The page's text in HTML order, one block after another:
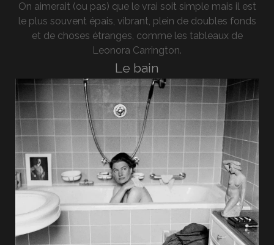
On aimerait (ou pas) que le vrai soit simple mais il est
le plus souvent épais, vibrant, plein de doubles fonds
et de choses étranges, comme les tableaux de
Leonora Carrington.
Le bain